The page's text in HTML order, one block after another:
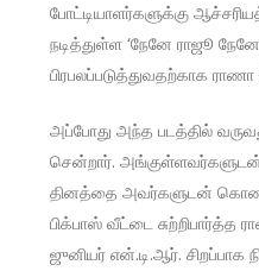
போட்டியாளர்களுக்கு
நடித்துள்ள ‘நேனே ராஜூ
பிரபலப்படுத்துவதற்காக
அப்போது அந்த படத்தில்
சென்றார்.
தினத்தை அவர்களுடன்
பிக்பாஸ் வீட்டை சுற்றிபார்த்த
ஜுனியர் என்.டி.ஆர். சிறப்பாக